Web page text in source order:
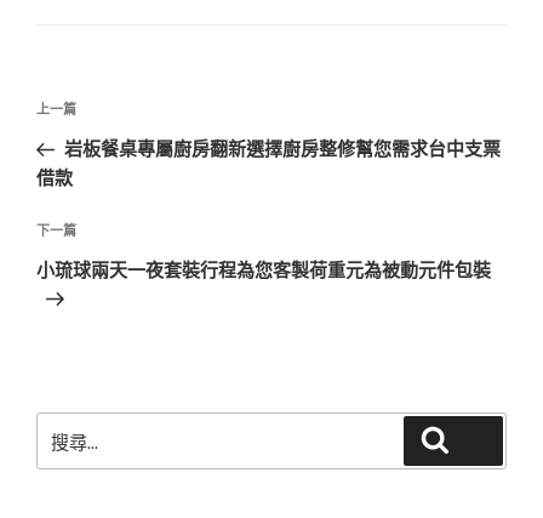
文
導
覽
上
一
篇
章
上一篇
岩板餐桌專屬廚房翻新選擇廚房整修幫您需求台中支票
借款
下
一
篇
下一篇
小琉球兩天一夜套裝行程為您客製荷重元為被動元件包裝
尋